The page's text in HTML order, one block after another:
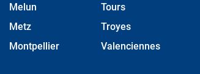
Melun
Metz
Montpellier
Tours
Troyes
Valenciennes